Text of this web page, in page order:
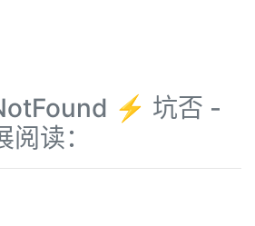
⚡️ 坑否 -
读：